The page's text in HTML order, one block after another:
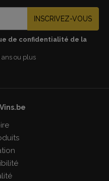
INSCRIVEZ-VOUS
de confidentialité de la
ans ou plus